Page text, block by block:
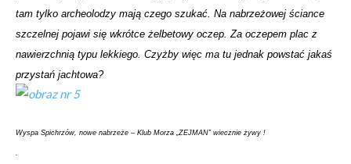
tam tylko archeolodzy mają czego szukać. Na nabrzeżowej ściance
szczelnej pojawi się wkrótce żelbetowy oczep. Za oczepem plac z
nawierzchnią typu lekkiego. Czyżby więc ma tu jednak powstać jakaś
przystań jachtowa?
Wyspa Spichrzów, nowe nabrzeże – Klub Morza „ZEJMAN” wiecznie żywy !
.